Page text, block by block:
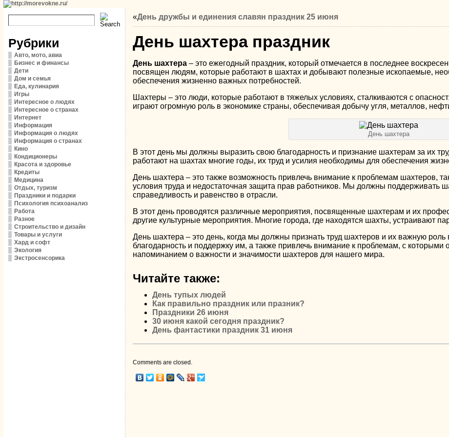
Рубрики
Авто, мото, авиа
Бизнес и финансы
Дети
Дом и семья
Еда, кулинария
Игры
Интересное о людях
Интересное о странах
Интернет
Информация
Информация о людях
Информация о странах
Кино
Кондиционеры
Красота и здоровье
Кредиты
Медицина
Отдых, туризм
Праздники и подарки
Психология психоанализ
Работа
Разное
Строительство и дизайн
Товары и услуги
Хард и софт
Экология
Экстросенсорика
«День дружбы и единения славян праздник 25 июня
День шахтера праздник
День шахтера– это ежегодный праздник, который отмечается в последнее
посвящен людям, которые работают в шахтах и добывают полезные ископаемые,
обеспечения жизненно важных потребностей.
Шахтеры – это люди, которые работают в тяжелых условиях, сталкиваются с
играют огромную роль в экономике страны, обеспечивая добычу угля, металлов,
День шахтера
В этот день мы должны выразить свою благодарность и признание шахтерам за их
работают на шахтах многие годы, их труд и усилия необходимы для обеспечения
День шахтера – это также возможность привлечь внимание к проблемам шахтеров,
условия труда и недостаточная защита прав работников. Мы должны поддерживать
справедливость и равенство в отрасли.
В этот день проводятся различные мероприятия, посвященные шахтерам и их
другие культурные мероприятия. Многие города, где находятся шахты, устраивают
День шахтера – это день, когда мы должны признать труд шахтеров и их важную
благодарность и поддержку им, а также привлечь внимание к проблемам, с которыми
напоминанием о важности и значимости шахтеров для нашего мира.
Читайте также:
День тупых людей
Как правильно праздник или празник?
Праздники 26 июня
30 июня какой сегодня праздник?
День фантастики праздник 31 июня
Comments are closed.